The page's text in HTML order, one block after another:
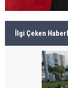
İlgi Çeken